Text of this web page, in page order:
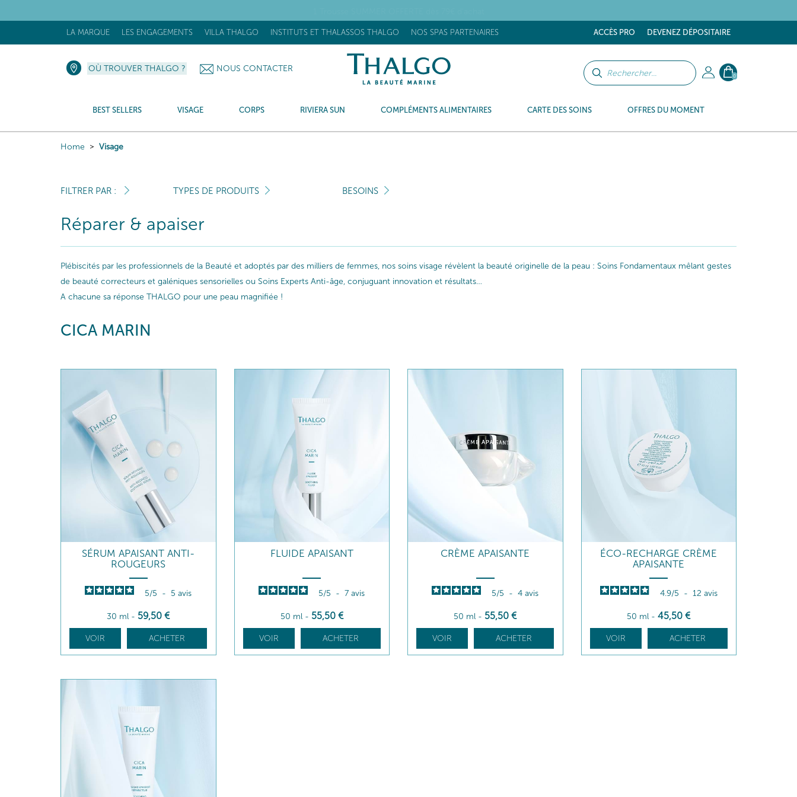
ACCÈS PRO DEVENEZ DÉPOSITAIRE
LA MARQUE LES ENGAGEMENTS VILLA THALGO INSTITUTS ET THALASSOS THALGO NOS SPAS PARTENAIRES
0
OÙ TROUVER THALGO ? NOUS CONTACTER
BEST SELLERS VISAGE CORPS RIVIERA SUN COMPLÉMENTS ALIMENTAIRES CARTE DES SOINS OFFRES DU MOMENT
Home Visage
FILTRER PAR : TYPES DE PRODUITS BESOINS
Réparer & apaiser
Plébiscités par les professionnels de la Beauté et adoptés par des milliers de femmes, nos soins visage révèlent la beauté originelle de la peau : Soins Fondamentaux mêlant gestes
de beauté correcteurs et galéniques sensorielles ou Soins Experts Anti-âge, conjuguant innovation et résultats…
A chacune sa réponse THALGO pour une peau magnifiée !
CICA MARIN
SÉRUM APAISANT ANTI-
ROUGEURS
5/5 - 5avis
30 ml - 59,50 €
VOIR ACHETER
FLUIDE APAISANT
5/5 - 7avis
50 ml - 55,50 €
VOIR ACHETER
CRÈME APAISANTE
5/5 - 4avis
50 ml - 55,50 €
VOIR ACHETER
ÉCO-RECHARGE CRÈME
APAISANTE
4.9/5 - 12 avis
50 ml -45,50 €
VOIR ACHETER